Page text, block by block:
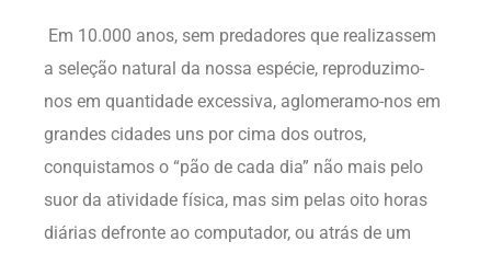
Em 10.000 anos, sem predadores que realizassem
a seleção natural da nossa espécie, reproduzimo-
nos em quantidade excessiva, aglomeramo-nos em
grandes cidades uns por cima dos outros,
conquistamos o “pão de cada dia” não mais pelo
suor da atividade física, mas sim pelas oito horas
diárias defronte ao computador, ou atrás de um